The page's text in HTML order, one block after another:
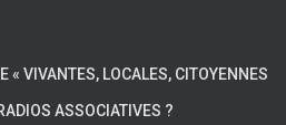
« VIVANTES, LOCALES, CITOYENNES
ASSOCIATIVES ?